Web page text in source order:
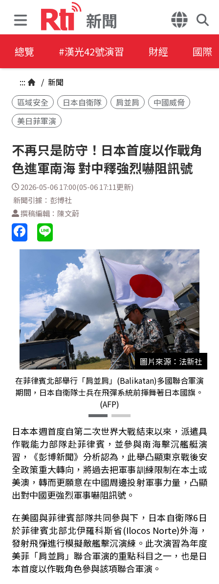
新聞
總覽 #漢光42號演習 財經 國際
::: / 新聞
區域安全
日本自衛隊 肩並肩
中國威脅
美日菲軍演
不再只是防守！日本首度以作戰角
色進軍南海 對中釋強烈嚇阻訊號
2026-05-06 17:00(05-06 17:11更新)
新聞引據：彭博社
撰稿編輯：陳文蔚
圖片來源：法新社
在菲律賓北部舉行「肩並肩」(Balikatan)多國聯合軍演
期間，日本自衛隊士兵在飛彈系統前揮舞著日本國旗。
(AFP)
日本本週首度自第二次世界大戰結束以來，派遣具
作戰能力部隊赴菲律賓，並參與南海擊沉艦艇演
習，《彭博新聞》分析認為，此舉凸顯東京戰後安
全政策重大轉向，將過去把軍事訓練限制在本土或
美澳，轉而更願意在中國周邊投射軍事力量，凸顯
出對中國更強烈軍事嚇阻訊號。
在美國與菲律賓部隊共同參與下，日本自衛隊6日
於菲律賓北部北伊羅科斯省(Ilocos Norte)外海，
發射飛彈進行模擬敵艦擊沉演練。此次演習為年度
美菲「肩並肩」聯合軍演的重點科目之一，也是日
本首度以作戰角色參與該項聯合軍演。